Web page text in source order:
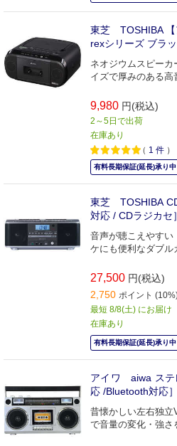
東芝 TOSHIBA 【
rexシリーズ ブラ
ネオジウムスピー
イズで厚みのある高
9,980 円(税込)
2～5日で出荷
在庫あり
（ 1 件 ）
有料長期保証(延長)承り中
東芝 TOSHIBA
対応 / CDラジカセ
音声が聴こえやすい
ケにも便利なダブル
27,500 円(税込)
2,750 ポイント
最短 8/8(土) にお届け
在庫あり
有料長期保証(延長)承り中
アイワ aiwa ステ
応 /Bluetooth対応
昔懐かしい左右独立
で音量の変化・強さ